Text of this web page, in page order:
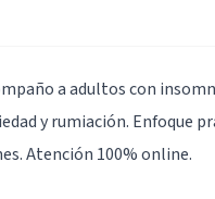
a adultos con
y rumiación. Enfoque
Atención 100% online.